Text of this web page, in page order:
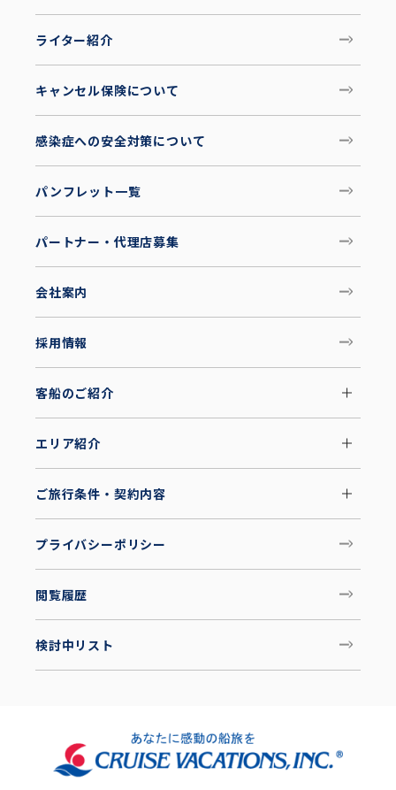
ライター紹介
キャンセル保険について
感染症への安全対策について
パンフレット一覧
パートナー・代理店募集
会社案内
採用情報
客船のご紹介
エリア紹介
ご旅行条件・契約内容
プライバシーポリシー
閲覧履歴
検討中リスト